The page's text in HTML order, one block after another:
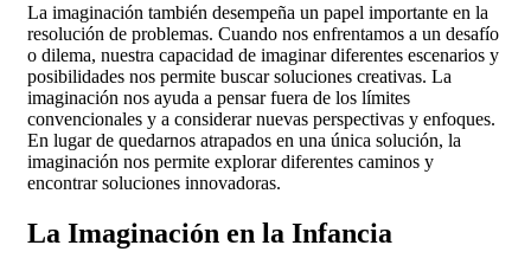
La imaginación también desempeña un papel importante en la
resolución de problemas. Cuando nos enfrentamos a un desafío
o dilema, nuestra capacidad de imaginar diferentes escenarios y
posibilidades nos permite buscar soluciones creativas. La
imaginación nos ayuda a pensar fuera de los límites
convencionales y a considerar nuevas perspectivas y enfoques.
En lugar de quedarnos atrapados en una única solución, la
imaginación nos permite explorar diferentes caminos y
encontrar soluciones innovadoras.
La Imaginación en la Infancia